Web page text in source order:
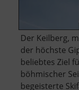
Der Keilberg,
der höchste
beliebtes Ziel
böhmischer
begeisterte